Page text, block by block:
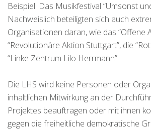
Beispiel: Das Musikfestival “Umsonst
Nachweislich beteiligten sich auch
Organisationen daran, wie das “Offene
“Revolutionäre Aktion Stuttgart”, die
“Linke Zentrum Lilo Herrmann”.
Die LHS wird keine Personen oder
inhaltlichen Mitwirkung an der
Projektes beauftragen oder mit ihnen
gegen die freiheitliche demokratische